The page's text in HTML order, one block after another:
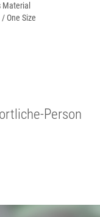
One Size
Person